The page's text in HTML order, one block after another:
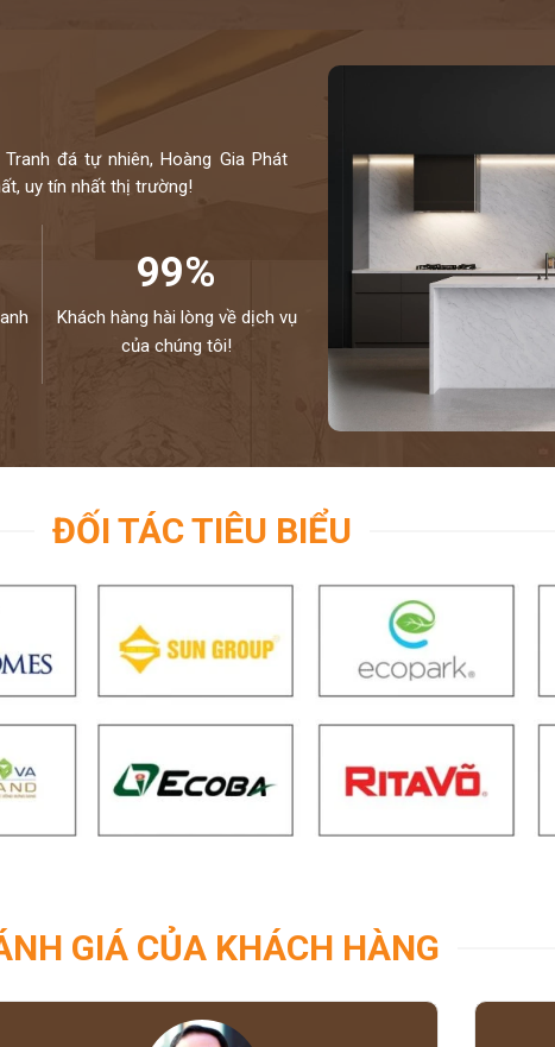
đá tự nhiên, Hoàng Gia Phát
uy tín nhất thị trường!
99%
Khách hàng hài lòng về dịch vụ
của chúng tôi!
ĐỐI TÁC TIÊU BIỂU
GIÁ CỦA KHÁCH HÀNG